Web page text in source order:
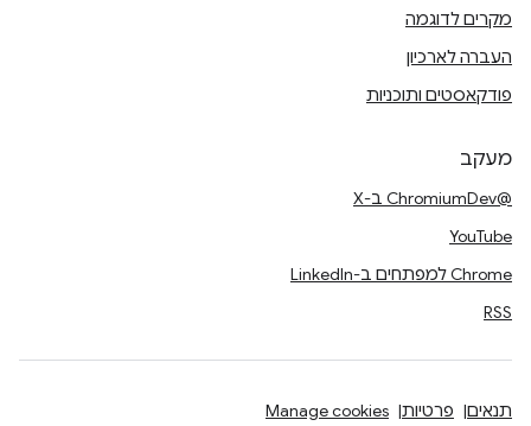
מקרים לדוגמה
העברה לארכיון
פודקאסטים ותוכניות
מעקב
@ChromiumDev ב-X
YouTube
Chrome למפתחים ב-LinkedIn
RSS
תנאים פרטיות Manage cookies